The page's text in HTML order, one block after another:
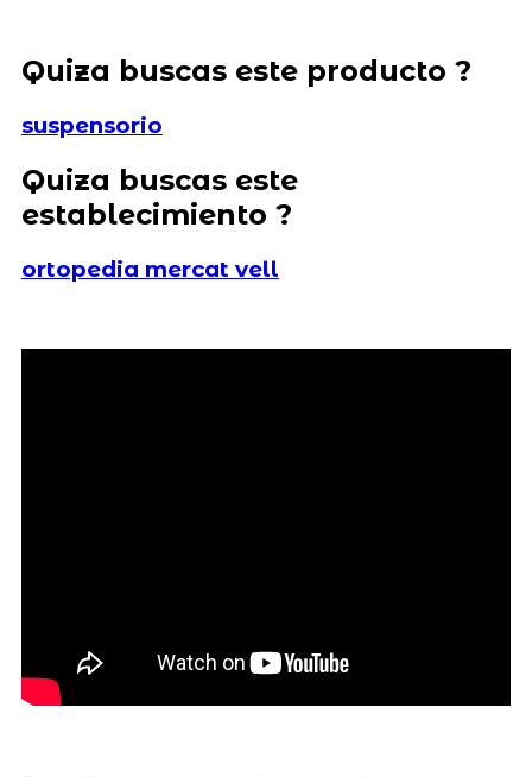
Quiza buscas este producto ?
suspensorio
Quiza buscas este
establecimiento ?
ortopedia mercat vell